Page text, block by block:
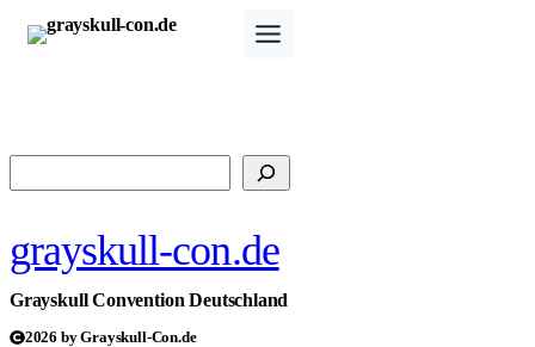
Zum
Inhalt
grayskull-con.de
Grayskull Convention Deutschland
2026 by Grayskull-Con.de